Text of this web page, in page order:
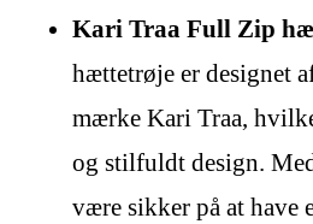
Kari Traa Full Zip
hættetrøje er designet
mærke Kari Traa,
og stilfuldt design.
være sikker på at have